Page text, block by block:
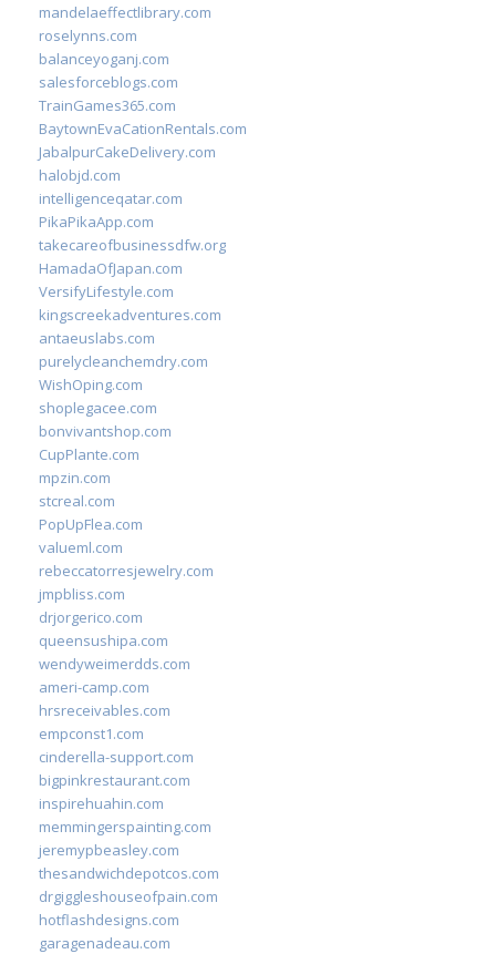
mandelaeffectlibrary.com
roselynns.com
balanceyoganj.com
salesforceblogs.com
TrainGames365.com
BaytownEvaCationRentals.com
JabalpurCakeDelivery.com
halobjd.com
intelligenceqatar.com
PikaPikaApp.com
takecareofbusinessdfw.org
HamadaOfJapan.com
VersifyLifestyle.com
kingscreekadventures.com
antaeuslabs.com
purelycleanchemdry.com
WishOping.com
shoplegacee.com
bonvivantshop.com
CupPlante.com
mpzin.com
stcreal.com
PopUpFlea.com
valueml.com
rebeccatorresjewelry.com
jmpbliss.com
drjorgerico.com
queensushipa.com
wendyweimerdds.com
ameri-camp.com
hrsreceivables.com
empconst1.com
cinderella-support.com
bigpinkrestaurant.com
inspirehuahin.com
memmingerspainting.com
jeremypbeasley.com
thesandwichdepotcos.com
drgiggleshouseofpain.com
hotflashdesigns.com
garagenadeau.com